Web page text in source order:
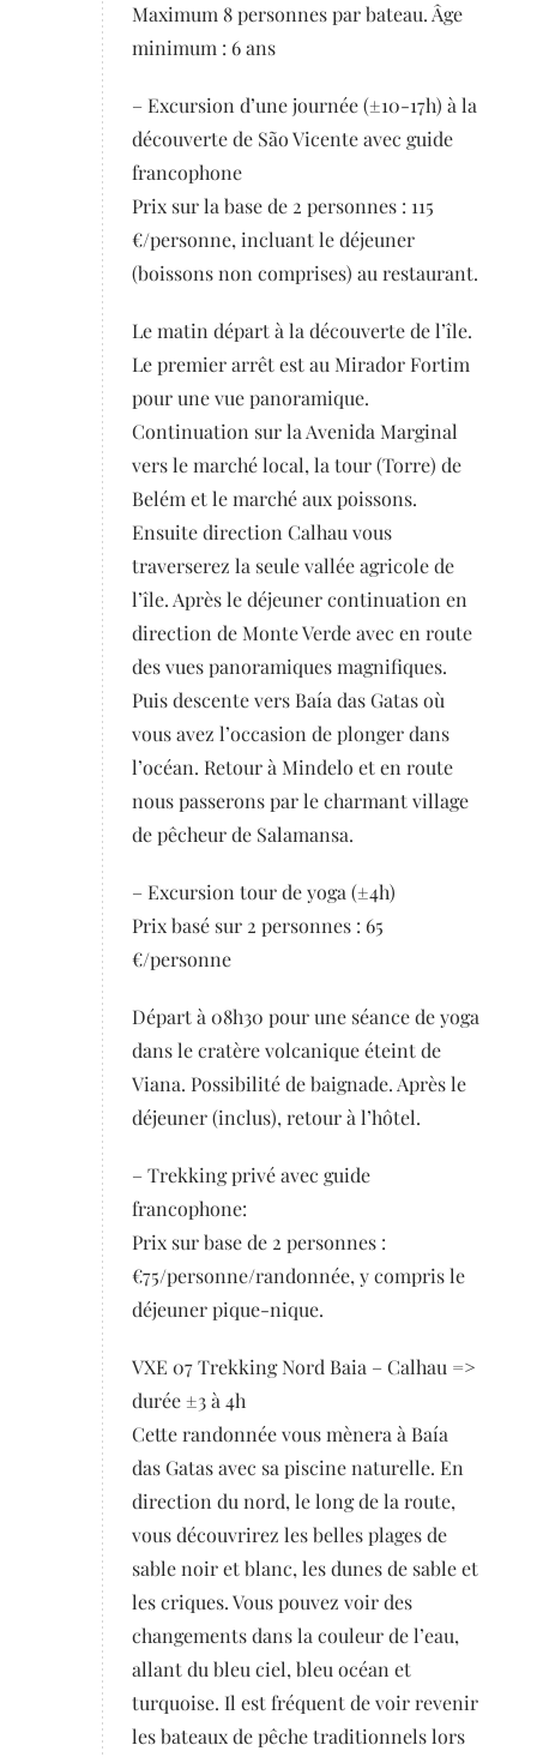
Maximum 8 personnes par bateau. Âge
minimum : 6 ans
– Excursion d’une journée (±10-17h) à la
découverte de São Vicente avec guide
francophone
Prix sur la base de 2 personnes : 115
€/personne, incluant le déjeuner
(boissons non comprises) au restaurant.
Le matin départ à la découverte de l’île.
Le premier arrêt est au Mirador Fortim
pour une vue panoramique.
Continuation sur la Avenida Marginal
vers le marché local, la tour (Torre) de
Belém et le marché aux poissons.
Ensuite direction Calhau vous
traverserez la seule vallée agricole de
l’île. Après le déjeuner continuation en
direction de Monte Verde avec en route
des vues panoramiques magnifiques.
Puis descente vers Baía das Gatas où
vous avez l’occasion de plonger dans
l’océan. Retour à Mindelo et en route
nous passerons par le charmant village
de pêcheur de Salamansa.
– Excursion tour de yoga (±4h)
Prix basé sur 2 personnes : 65
€/personne
Départ à 08h30 pour une séance de yoga
dans le cratère volcanique éteint de
Viana. Possibilité de baignade. Après le
déjeuner (inclus), retour à l’hôtel.
– Trekking privé avec guide
francophone:
Prix sur base de 2 personnes :
€75/personne/randonnée, y compris le
déjeuner pique-nique.
VXE 07 Trekking Nord Baia – Calhau =>
durée ±3 à 4h
Cette randonnée vous mènera à Baía
das Gatas avec sa piscine naturelle. En
direction du nord, le long de la route,
vous découvrirez les belles plages de
sable noir et blanc, les dunes de sable et
les criques. Vous pouvez voir des
changements dans la couleur de l’eau,
allant du bleu ciel, bleu océan et
turquoise. Il est fréquent de voir revenir
les bateaux de pêche traditionnels lors